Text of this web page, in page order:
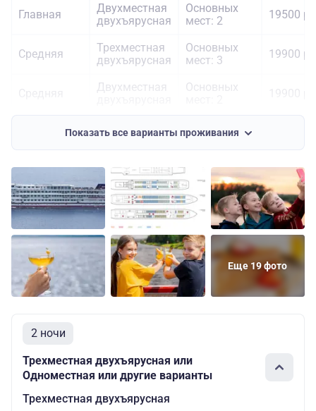
Главная
Двухместная
двухъярусная
Основных
мест: 2
19500
Средняя
Трехместная
двухъярусная
Основных
мест: 3
19900
Двухместная
Основных
одноярусная
мест: 2
Двухместная
двухъярусная
Основных
мест: 2
20400
Шлюпочная
Двухместная
одноярусная
Основных
мест: 2
24000
Шлюпочная Одноместная
Основных
мест: 1
27800
Показать все варианты проживания
Еще 19 фото
2 ночи
Трехместная двухъярусная или
Одноместная или другие варианты
Трехместная двухъярусная